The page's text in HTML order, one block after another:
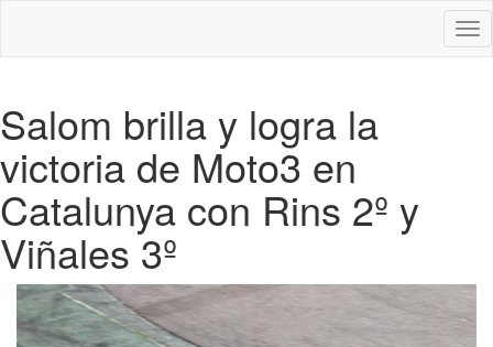
Salom brilla y logra la
victoria de Moto3 en
Catalunya con Rins 2º y
Viñales 3º